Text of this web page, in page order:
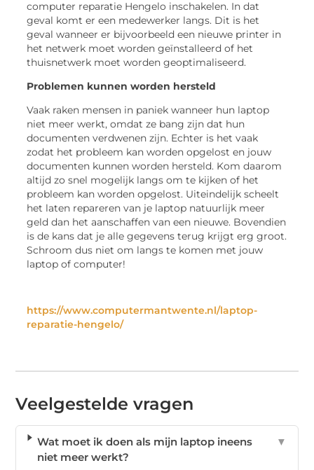
computer reparatie Hengelo inschakelen. In dat
geval komt er een medewerker langs. Dit is het
geval wanneer er bijvoorbeeld een nieuwe printer in
het netwerk moet worden geïnstalleerd of het
thuisnetwerk moet worden geoptimaliseerd.
Problemen kunnen worden hersteld
Vaak raken mensen in paniek wanneer hun laptop
niet meer werkt, omdat ze bang zijn dat hun
documenten verdwenen zijn. Echter is het vaak
zodat het probleem kan worden opgelost en jouw
documenten kunnen worden hersteld. Kom daarom
altijd zo snel mogelijk langs om te kijken of het
probleem kan worden opgelost. Uiteindelijk scheelt
het laten repareren van je laptop natuurlijk meer
geld dan het aanschaffen van een nieuwe. Bovendien
is de kans dat je alle gegevens terug krijgt erg groot.
Schroom dus niet om langs te komen met jouw
laptop of computer!
https://www.computermantwente.nl/laptop-
reparatie-hengelo/
Veelgestelde vragen
Wat moet ik doen als mijn laptop ineens
niet meer werkt?
▼